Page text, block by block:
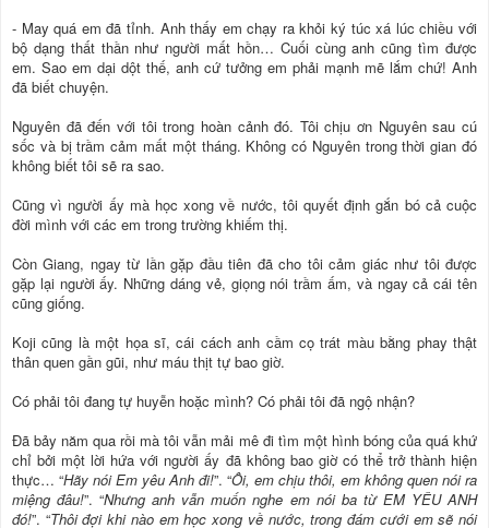
- May quá em đã tỉnh. Anh thấy em chạy ra khỏi ký túc xá lúc chiều với
bộ dạng thất thần như người mất hồn… Cuối cùng anh cũng tìm được
em. Sao em dại dột thế, anh cứ tưởng em phải mạnh mẽ lắm chứ! Anh
đã biết chuyện.
Nguyên đã đến với tôi trong hoàn cảnh đó. Tôi chịu ơn Nguyên sau cú
sốc và bị trầm cảm mất một tháng. Không có Nguyên trong thời gian đó
không biết tôi sẽ ra sao.
Cũng vì người ấy mà học xong về nước, tôi quyết định gắn bó cả cuộc
đời mình với các em trong trường khiếm thị.
Còn Giang, ngay từ lần gặp đầu tiên đã cho tôi cảm giác như tôi được
gặp lại người ấy. Những dáng vẻ, giọng nói trầm ấm, và ngay cả cái tên
cũng giống.
Koji cũng là một họa sĩ, cái cách anh cầm cọ trát màu bằng phay thật
thân quen gần gũi, như máu thịt tự bao giờ.
Có phải tôi đang tự huyễn hoặc mình? Có phải tôi đã ngộ nhận?
Đã bảy năm qua rồi mà tôi vẫn mải mê đi tìm một hình bóng của quá khứ
chỉ bởi một lời hứa với người ấy đã không bao giờ có thể trở thành hiện
thực… “Hãy nói Em yêu Anh đi!”. “Ôi, em chịu thôi, em không quen nói ra
miệng đâu!”. “Nhưng anh vẫn muốn nghe em nói ba từ EM YÊU ANH
đó!”. “Thôi đợi khi nào em học xong về nước, trong đám cưới em sẽ nói